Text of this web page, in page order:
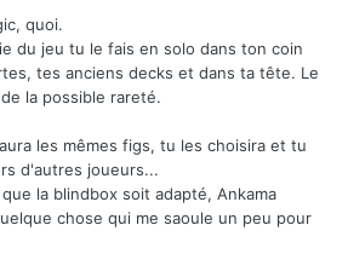
quoi.
du jeu tu le fais en solo dans ton coin
tes anciens decks et dans ta tête. Le
la possible rareté.
les mêmes figs, tu les choisira et tu
d'autres joueurs...
la blindbox soit adapté, Ankama
chose qui me saoule un peu pour